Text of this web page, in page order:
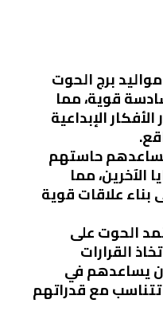
برج الحوت
قوية، مما
الإبداعية
حاستهم
الآخرين، مما
بناء علاقات قوية
الحوت على
القرارات
يساعدهم في
تتناسب مع قدراتهم